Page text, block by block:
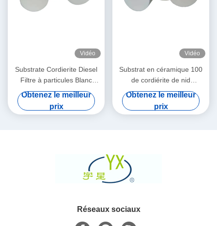
Vidéo
Substrate Cordierite Diesel
Filtre à particules Blanc
Haute porosité
Obtenez le meilleur
prix
Vidéo
Substrat en céramique 100
de cordiérite de nid
d'abeilles rond de Dpf
densité de 200 cellules de
CPSI
Obtenez le meilleur
prix
Réseaux sociaux